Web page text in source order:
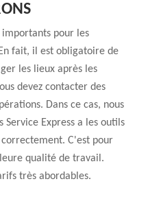
importants pour les
fait, il est obligatoire de
les lieux après les
devez contacter des
Dans ce cas, nous
Service Express a les outils
C'est pour
qualité de travail.
très abordables.